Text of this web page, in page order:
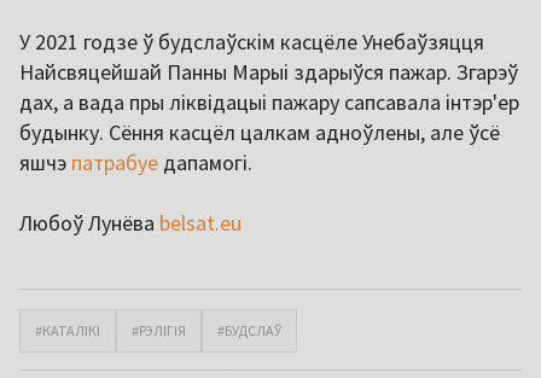
У 2021 годзе ў будслаўскім касцёле Унебаўзяцця
Найсвяцейшай Панны Марыі здарыўся пажар. Згарэў
дах, а вада пры ліквідацыі пажару сапсавала інтэр'ер
будынку. Сёння касцёл цалкам адноўлены, але ўсё
яшчэ патрабуе дапамогі.
Любоў Лунёва belsat.eu
#КАТАЛІКІ #РЭЛІГІЯ #БУДСЛАЎ